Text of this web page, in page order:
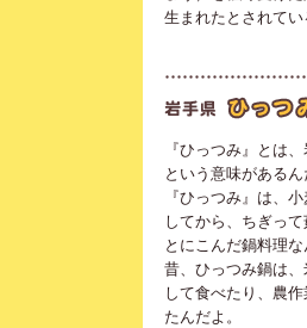
生まれたとされてい
『ひっつみ』とは
という意味があるん
『ひっつみ』は、
してから、ちぎっ
とにこんだ鍋料理な
昔、ひっつみ鍋は
して食べたり、農
たんだよ。